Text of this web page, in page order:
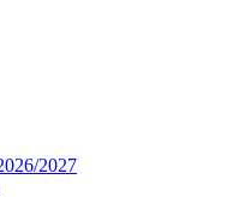
2027